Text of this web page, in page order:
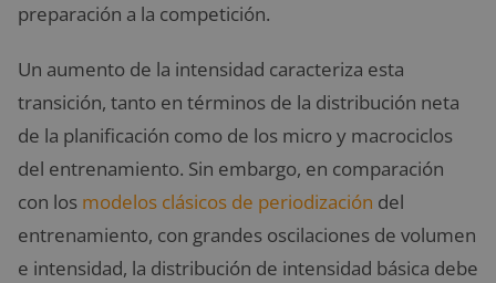
preparación a la competición.
Un aumento de la intensidad caracteriza esta
transición, tanto en términos de la distribución neta
de la planificación como de los micro y macrociclos
del entrenamiento. Sin embargo, en comparación
con los modelos clásicos de periodización del
entrenamiento, con grandes oscilaciones de volumen
e intensidad, la distribución de intensidad básica debe